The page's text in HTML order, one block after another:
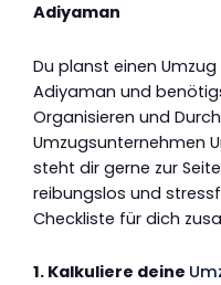
Adiyaman
Du planst einen
Adiyaman und
Organisieren und
Umzugsunternehmen
steht dir gerne zur
reibungslos und
Checkliste für dich
1. Kalkuliere deine